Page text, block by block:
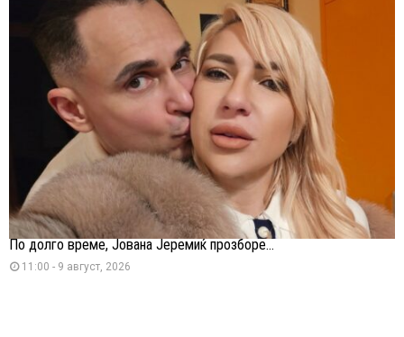
По долго време, Јована Јеремиќ прозборе...
11:00 - 9 август, 2026